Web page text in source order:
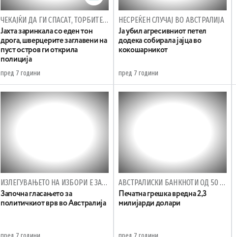
ЧЕКАЈЌИ ДА ГИ СПАСАТ, ТОРБИТЕ СО ДРОГА ГИ ПОКРИЛЕ СО АЛГИ
Јахта заринкала со еден тон
дрога, шверцерите заглавени на
пуст остров ги открила
полиција
пред 7 години
НЕСРЕЌЕН СЛУЧАЈ ВО АВСТРАЛИЈА
Ја убил агресивниот петел
додека собирала јајца во
кокошарникот
пред 7 години
ИЗЛЕГУВАЊЕТО НА ИЗБОРИ Е ЗАДОЛЖИТЕЛНО
Започна гласањето за
политичкиот врв во Австралија
АВСТРАЛИСКИ БАНКНОТИ ОД 50 ДОЛАРИ СО ПОГРЕШНО НАПИШАН ЗБОР
Печатна грешка вредна 2,3
милијарди долари